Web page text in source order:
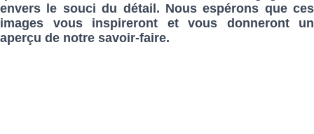
envers le souci du détail. Nous espérons que ces
images vous inspireront et vous donneront un
aperçu de notre savoir-faire.